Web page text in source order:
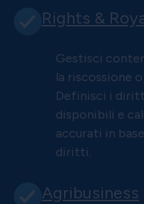
Rights &
Gestisci
la riscossione
Definisci i
disponibili e
accurati in
diritti.
Agribusiness